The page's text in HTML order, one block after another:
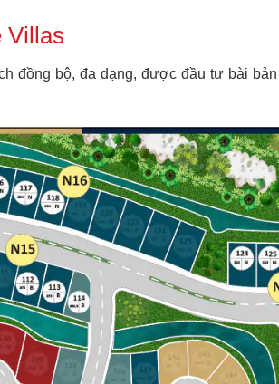
Villas
đồng bộ, đa dạng, được đầu tư bài